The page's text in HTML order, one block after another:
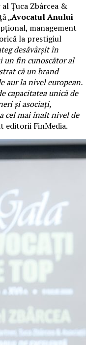
Țuca Zbârcea &
„Avocatul Anului
management
la prestigiul
desăvârșit în
un fin cunoscător al
că un brand
aur la nivel european.
capacitatea unică de
și asociați,
cel mai înalt nivel de
editorii FinMedia.